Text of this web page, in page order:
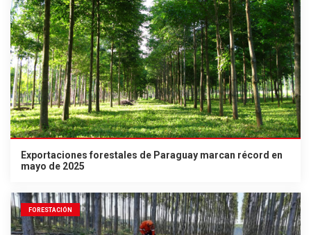
Exportaciones forestales de Paraguay marcan récord en
mayo de 2025
FORESTACIÓN